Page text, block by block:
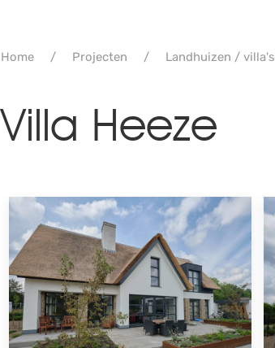
Home Projecten Landhuizen / villa's
Villa Heeze